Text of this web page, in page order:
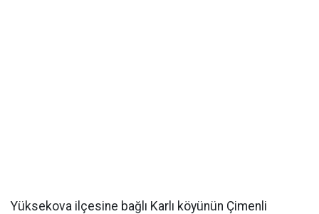
Yüksekova ilçesine bağlı Karlı köyünün Çimenli